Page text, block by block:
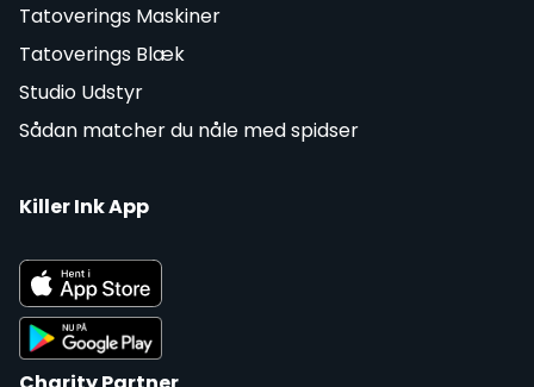
Tatoverings Maskiner
Tatoverings Blæk
Studio Udstyr
Sådan matcher du nåle med spidser
Killer Ink App